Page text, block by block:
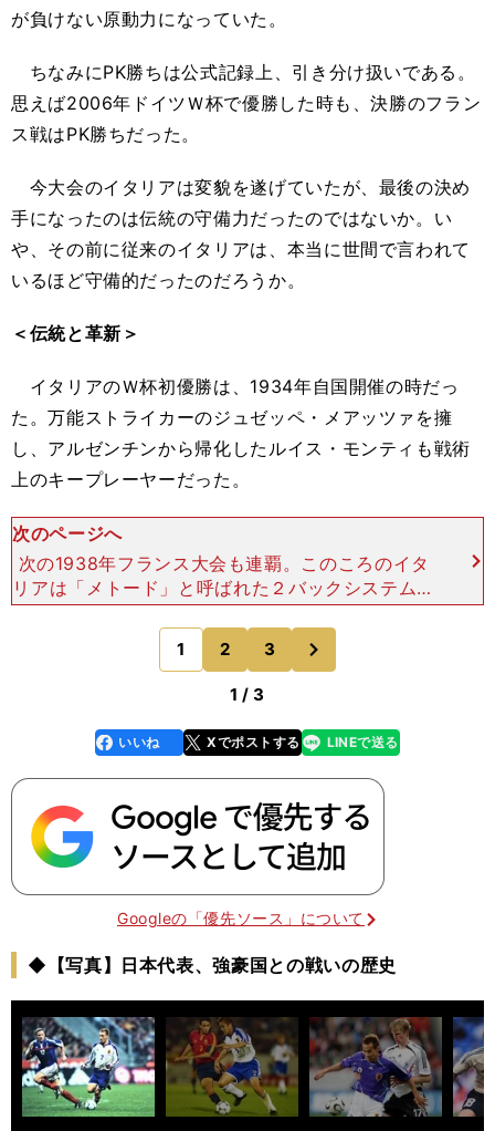
が負けない原動力になっていた。
ちなみにPK勝ちは公式記録上、引き分け扱いである。
思えば2006年ドイツＷ杯で優勝した時も、決勝のフラン
ス戦はPK勝ちだった。
今大会のイタリアは変貌を遂げていたが、最後の決め
手になったのは伝統の守備力だったのではないか。い
や、その前に従来のイタリアは、本当に世間で言われて
いるほど守備的だったのだろうか。
＜伝統と革新＞
イタリアのＷ杯初優勝は、1934年自国開催の時だっ
た。万能ストライカーのジュゼッペ・メアッツァを擁
し、アルゼンチンから帰化したルイス・モンティも戦術
上のキープレーヤーだった。
次のページへ
次の1938年フランス大会も連覇。このころのイタ
リアは「メトード」と呼ばれた２バックシステムを
採用していて、とくに守備偏重とは言われていな
い。 カテナチオのイメージは1960年代から。チ
ャンピオンズ
1 2 3
1 / 3
faceboo
k
いいね Xでポストする
line LINEで送る
Googleの「優先ソース」について
◆【写真】日本代表、強豪国との戦いの歴史